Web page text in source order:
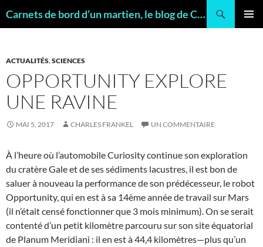
Carnets de bord d’un martien, le blog de Charles FRANKEL, géologue
ACTUALITÉS,SCIENCES
OPPORTUNITY EXPLORE
UNE RAVINE
MAI 5, 2017 CHARLES FRANKEL UN COMMENTAIRE
À l’heure où l’automobile Curiosity continue son exploration
du cratère Gale et de ses sédiments lacustres, il est bon de
saluer à nouveau la performance de son prédécesseur, le robot
Opportunity, qui en est à sa 14ème année de travail sur Mars
(il n’était censé fonctionner que 3 mois minimum). On se serait
contenté d’un petit kilomètre parcouru sur son site équatorial
de Planum Meridiani : il en est à 44,4 kilomètres—plus qu’un